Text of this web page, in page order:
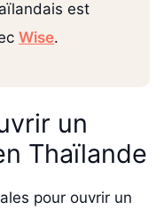
est
Wise.
un
Thaïlande
pour ouvrir un